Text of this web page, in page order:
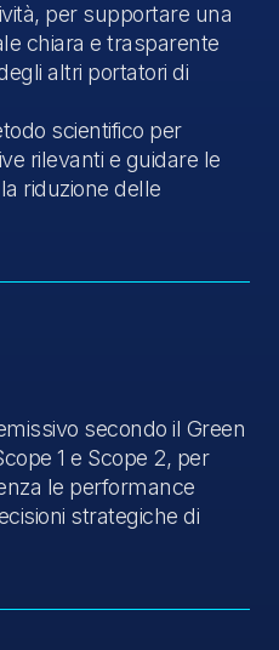
per supportare una
chiara e trasparente
altri portatori di
scientifico per
rilevanti e guidare le
riduzione delle
secondo il Green
1 e Scope 2, per
le performance
strategiche di